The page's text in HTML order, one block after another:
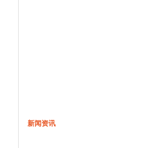
新闻资讯